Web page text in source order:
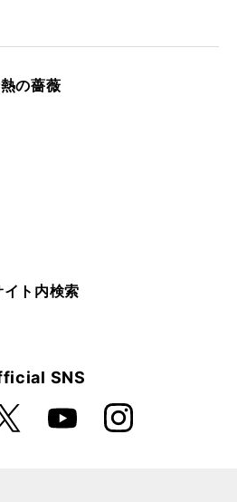
の薔薇
イト内検索
SNS
YouTube Instagra
m